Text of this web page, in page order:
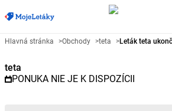
Reklamný leták teta
Hlavná stránka >Obchody >teta >Leták teta
teta
PONUKA NIE JE K DISPOZÍCII